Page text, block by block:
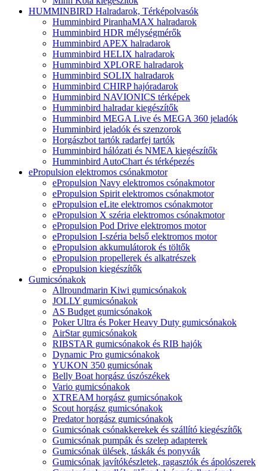
HUMMINBIRD Halradarok, Térképolvasók
Humminbird PiranhaMAX halradarok
Humminbird HDR mélységmérők
Humminbird APEX halradarok
Humminbird HELIX halradarok
Humminbird XPLORE halradarok
Humminbird SOLIX halradarok
Humminbird CHIRP hajóradarok
Humminbird NAVIONICS térképek
Humminbird halradar kiegészítők
Humminbird MEGA Live és MEGA 360 jeladók
Humminbird jeladók és szenzorok
Horgászbot tartók radarfej tartók
Humminbird hálózati és NMEA kiegészítők
Humminbird AutoChart és térképezés
ePropulsion elektromos csónakmotor
ePropulsion Navy elektromos csónakmotor
ePropulsion Spirit elektromos csónakmotor
ePropulsion eLite elektromos csónakmotor
ePropulsion X széria elektromos csónakmotor
ePropulsion Pod Drive elektromos motor
ePropulsion I-széria belső elektromos motor
ePropulsion akkumulátorok és töltők
ePropulsion propellerek és alkatrészek
ePropulsion kiegészítők
Gumicsónakok
Allroundmarin Kiwi gumicsónakok
JOLLY gumicsónakok
AS Budget gumicsónakok
Poker Ultra és Poker Heavy Duty gumicsónakok
AirStar gumicsónakok
RIBSTAR gumicsónakok és RIB hajók
Dynamic Pro gumicsónakok
YUKON 350 gumicsónak
Belly Boat horgász úszószékek
Vario gumicsónakok
XTREAM horgász gumicsónakok
Scout horgász gumicsónakok
Predator horgász gumicsónakok
Gumicsónak csónakkerekek és szállító kiegészítők
Gumicsónak pumpák és szelep adapterek
Gumicsónak ülések, táskák és ponyvák
Gumicsónak javítókészletek, ragasztók és ápolószerek